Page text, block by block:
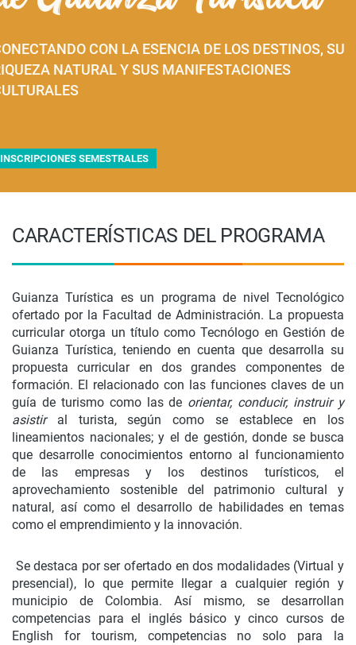
CON LA ESENCIA DE LOS DESTINOS, SU
NATURAL Y SUS MANIFESTACIONES
INSCRIPCIONES SEMESTRALES
CARACTERÍSTICAS DEL PROGRAMA
Guianza Turística es un programa de nivel Tecnológico
ofertado por la Facultad de Administración. La propuesta
curricular otorga un título como Tecnólogo en Gestión de
Guianza Turística, teniendo en cuenta que desarrolla su
propuesta curricular en dos grandes componentes de
formación. El relacionado con las funciones claves de un
guía de turismo como las de orientar, conducir, instruir y
asistiral turista, según como se establece en los
lineamientos nacionales; y el de gestión, donde se busca
que desarrolle conocimientos entorno al funcionamiento
de las empresas y los destinos turísticos, el
aprovechamiento sostenible del patrimonio cultural y
natural, así como el desarrollo de habilidades en temas
como el emprendimiento y la innovación.
Se destaca por ser ofertado en dos modalidades (Virtual y
presencial), lo que permite llegar a cualquier región y
municipio de Colombia. Así mismo, se desarrollan
competencias para el inglés básico y cinco cursos de
English for tourism, competencias no solo para la